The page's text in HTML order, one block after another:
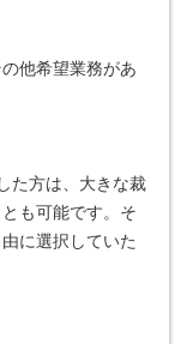
他希望業務があ
た方は、大きな裁
も可能です。そ
に選択していた